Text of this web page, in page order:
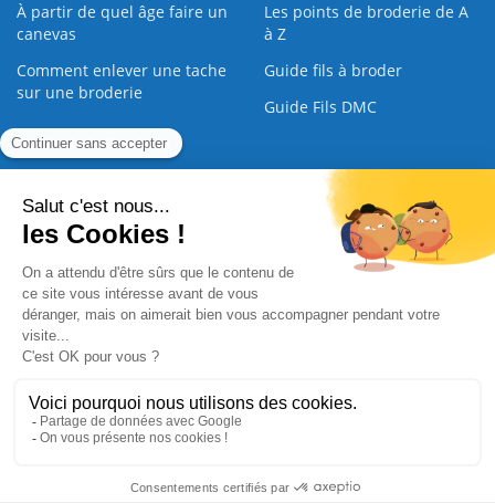
À partir de quel âge faire un
canevas
Les points de broderie de A
à Z
Comment enlever une tache
sur une broderie
Guide fils à broder
Guide Fils DMC
Guide de la Broderie
Commande Papier Qui sommes nous Nous contacter |
Paiement sécurisé
2008 - 2026 © CreaMagic. ALL Rights Reserved.